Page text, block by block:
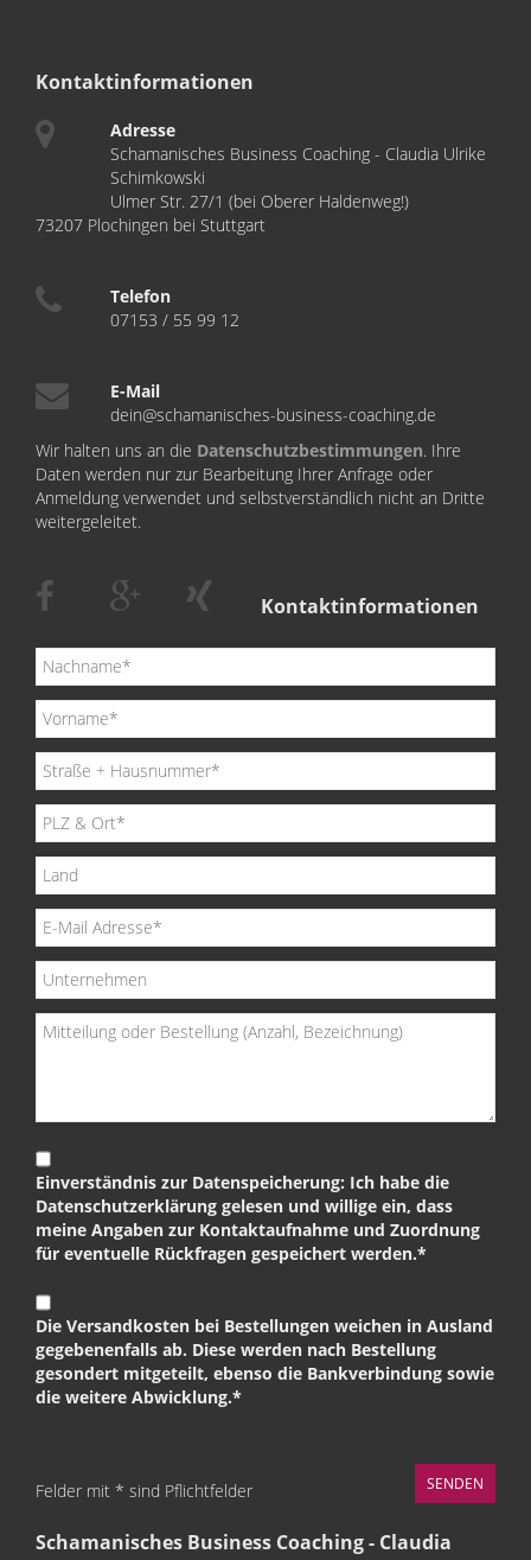
Kontaktinformationen
Adresse
Schamanisches Business Coaching - Claudia Ulrike
Schimkowski
Ulmer Str. 27/1 (bei Oberer Haldenweg!)
73207 Plochingen bei Stuttgart
Telefon
07153 / 55 99 12
E-Mail
dein@schamanisches-business-coaching.de
Wir halten uns an die Datenschutzbestimmungen. Ihre
Daten werden nur zur Bearbeitung Ihrer Anfrage oder
Anmeldung verwendet und selbstverständlich nicht an Dritte
weitergeleitet.
Kontaktinformationen
Einverständnis zur Datenspeicherung: Ich habe die
Datenschutzerklärung gelesen und willige ein, dass
meine Angaben zur Kontaktaufnahme und Zuordnung
für eventuelle Rückfragen gespeichert werden.*
Die Versandkosten bei Bestellungen weichen in Ausland
gegebenenfalls ab. Diese werden nach Bestellung
gesondert mitgeteilt, ebenso die Bankverbindung sowie
die weitere Abwicklung.*
Felder mit * sind Pflichtfelder
Schamanisches Business Coaching - Claudia